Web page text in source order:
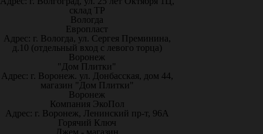
склад ТР
Вологда
Европласт
Адрес: г. Вологда, ул. Сергея Преминина,
д.10 (отдельный вход с левого торца)
Воронеж
"Дом Плитки"
Адрес: г. Воронеж. ул. Донбасская, дом 44,
магазин "Дом Плитки"
Воронеж
Компания ЭкоПол
Адрес: г. Воронеж, Ленинский пр-т, 96А
Горячий Ключ
Джем - магазин